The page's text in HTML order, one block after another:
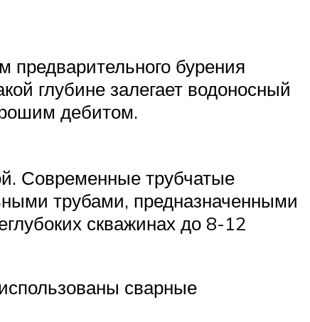
предварительного бурения
глубине залегает водоносный
дебитом.
Современные трубчатые
трубами, предназначенными
скважинах до 8-12
сварные